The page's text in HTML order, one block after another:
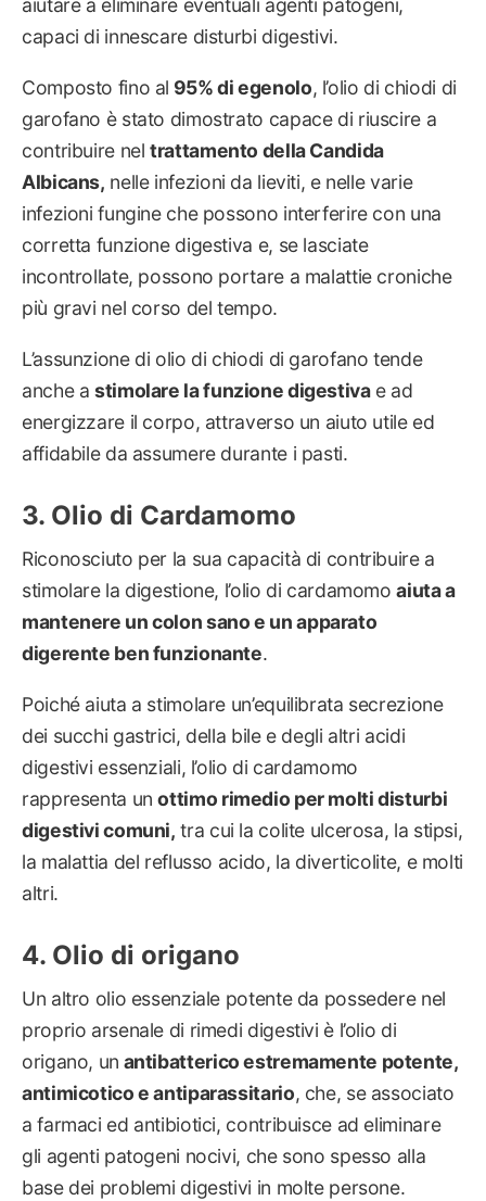
aiutare a eliminare eventuali agenti patogeni,
capaci di innescare disturbi digestivi.
Composto fino al 95% di egenolo, l’olio di chiodi di
garofano è stato dimostrato capace di riuscire a
contribuire neltrattamento della Candida
Albicans, nelle infezioni da lieviti, e nelle varie
infezioni fungine che possono interferire con una
corretta funzione digestiva e, se lasciate
incontrollate, possono portare a malattie croniche
più gravi nel corso del tempo.
L’assunzione di olio di chiodi di garofano tende
anche astimolare la funzione digestivae ad
energizzare il corpo, attraverso un aiuto utile ed
affidabile da assumere durante i pasti.
Olio di Cardamomo
Riconosciuto per la sua capacità di contribuire a
stimolare la digestione, l’olio di cardamomoaiuta a
mantenere un colon sano e un apparato
digerente ben funzionante.
Poiché aiuta a stimolare un’equilibrata secrezione
dei succhi gastrici, della bile e degli altri acidi
digestivi essenziali, l’olio di cardamomo
rappresenta unottimo rimedio per molti disturbi
digestivi comuni, tra cui la colite ulcerosa, la stipsi,
la malattia del reflusso acido, la diverticolite, e molti
altri.
Olio di origano
Un altro olio essenziale potente da possedere nel
proprio arsenale di rimedi digestivi è l’olio di
origano, un antibatterico estremamente potente,
antimicotico e antiparassitario, che, se associato
a farmaci ed antibiotici, contribuisce ad eliminare
gli agenti patogeni nocivi, che sono spesso alla
base dei problemi digestivi in molte persone.